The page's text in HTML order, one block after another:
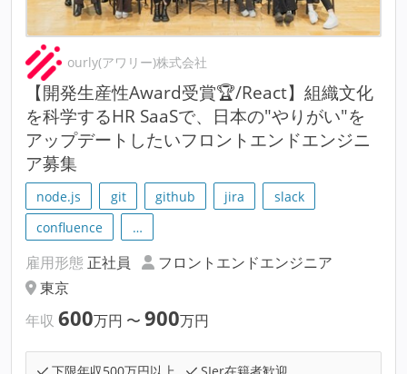
ourly(アワリー)株式会社
【開発生産性Award受賞🏆/React】組織文化
を科学するHR SaaSで、日本の"やりがい"を
アップデートしたいフロントエンドエンジニ
ア募集
node.js git github jira
slack
confluence
…
雇用形態 正社員
フロントエンドエンジニア
東京
年収 600万円 〜 900万円